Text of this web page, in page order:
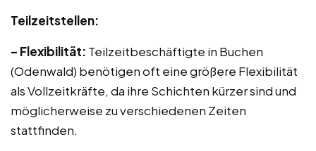
Teilzeitstellen:
– Flexibilität: Teilzeitbeschäftigte in Buchen
(Odenwald) benötigen oft eine größere Flexibilität
als Vollzeitkräfte, da ihre Schichten kürzer sind und
möglicherweise zu verschiedenen Zeiten
stattfinden.